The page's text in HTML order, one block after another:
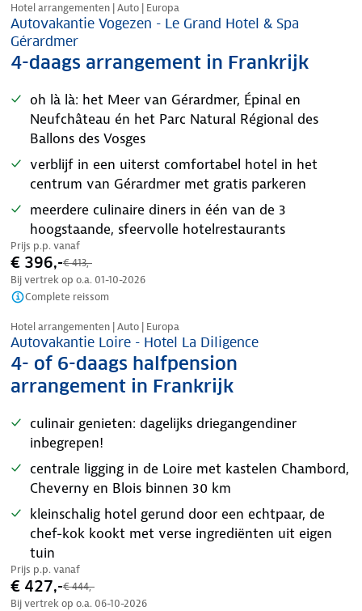
Hotel arrangementen | Auto | Europa
Autovakantie Vogezen - Le Grand Hotel & Spa
Gérardmer
4-daags arrangement in Frankrijk
oh là là: het Meer van Gérardmer, Épinal en
Neufchâteau én het Parc Natural Régional des
Ballons des Vosges
verblijf in een uiterst comfortabel hotel in het
centrum van Gérardmer met gratis parkeren
meerdere culinaire diners in één van de 3
hoogstaande, sfeervolle hotelrestaurants
Prijs p.p. vanaf
€ 396,-€ 413,-
Bij vertrek op o.a. 01-10-2026
Complete reissom
Nazomer korting
Hotel arrangementen | Auto | Europa
Autovakantie Loire - Hotel La Diligence
4- of 6-daags halfpension
arrangement in Frankrijk
culinair genieten: dagelijks driegangendiner
inbegrepen!
centrale ligging in de Loire met kastelen Chambord,
Cheverny en Blois binnen 30 km
kleinschalig hotel gerund door een echtpaar, de
chef-kok kookt met verse ingrediënten uit eigen
tuin
Prijs p.p. vanaf
€ 427,-€ 444,-
Bij vertrek op o.a. 06-10-2026